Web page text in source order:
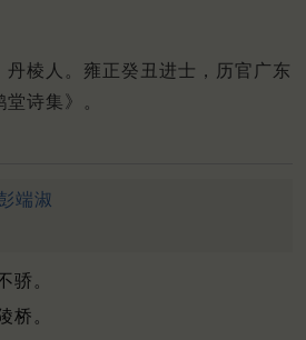
丹棱人。雍正癸丑进士，历官广东
诗集》。
端淑
骄。
桥。